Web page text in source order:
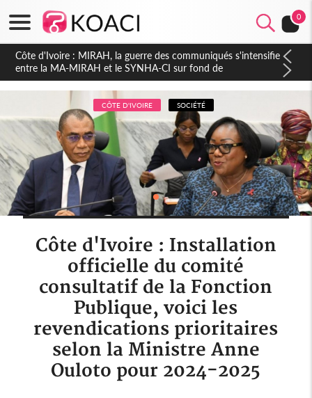
0
Côte d'Ivoire : Indépendance 2026, Thiam plaide pour un
environnement démocratique plus apaisé
CÔTE D'IVOIRE SOCIÉTÉ
Côte d'Ivoire : Installation
officielle du comité
consultatif de la Fonction
Publique, voici les
revendications prioritaires
selon la Ministre Anne
Ouloto pour 2024-2025